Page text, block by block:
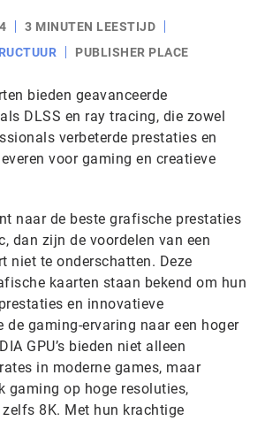
3 MINUTEN LEESTIJD
PUBLISHER PLACE
bieden geavanceerde
DLSS en ray tracing, die zowel
verbeterde prestaties en
voor gaming en creatieve
naar de beste grafische prestaties
dan zijn de voordelen van een
niet te onderschatten. Deze
kaarten staan bekend om hun
en innovatieve
de gaming-ervaring naar een hoger
GPU’s bieden niet alleen
in moderne games, maar
gaming op hoge resoluties,
8K. Met hun krachtige